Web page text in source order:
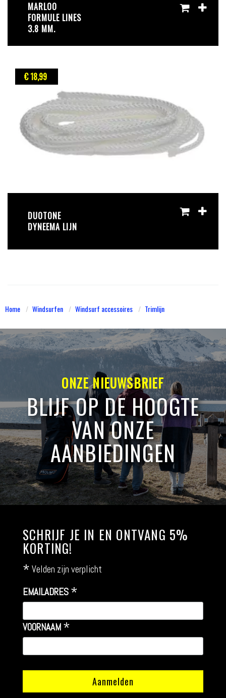
MARLOO
FORMULE LINES
3.8 MM.
€ 18,99
DUOTONE
DYNEEMA LIJN
Home Windsurfen Windsurf accessoires Trimlijn
ONZE NIEUWSBRIEF
BLIJF OP DE HOOGTE
VAN ONZE
AANBIEDINGEN
SCHRIJF JE IN EN ONTVANG 5%
KORTING!
* Velden zijn verplicht
EMAILADRES *
VOORNAAM *